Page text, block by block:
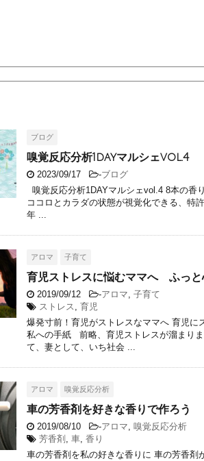
ブログ
嗅覚反応分析1dayマルシェvol.4
2023/09/17 -ブログ
嗅覚反応分析1DAYマルシェvol.4 8本の香
ココロとカラダの状態が視覚化できる、
年 ...
アロマ 子育て
育児ストレスに悩むママへ ふっと
2019/09/12 -アロマ 子育て
ストレス
育児
爆発寸前！育児がストレスなママへ 育児
私への手紙 前略、育児ストレスが溜まり
て、妻として、いち社会 ...
アロマ 嗅覚反応分析
車の芳香剤を好きな香りで作ろう
2019/08/10 -アロマ 嗅覚反応分析
芳香剤
車 香り
車の芳香剤を私の好きな香りに 車の芳香剤